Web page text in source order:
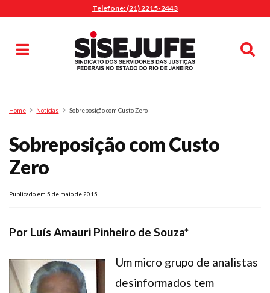
Telefone: (21) 2215-2443
Pesquisa
Home Notícias Sobreposição com Custo Zero
Sobreposição com Custo
Zero
Publicado em 5 de maio de 2015
Por Luís Amauri Pinheiro de Souza*
Um micro grupo de analistas
desinformados tem
MENU
Sindicalize-se
Diretoria
O Sindicato
Agenda
Casa do Alto
Nossos Convênios
Seguro Auto
Plano de Saúde